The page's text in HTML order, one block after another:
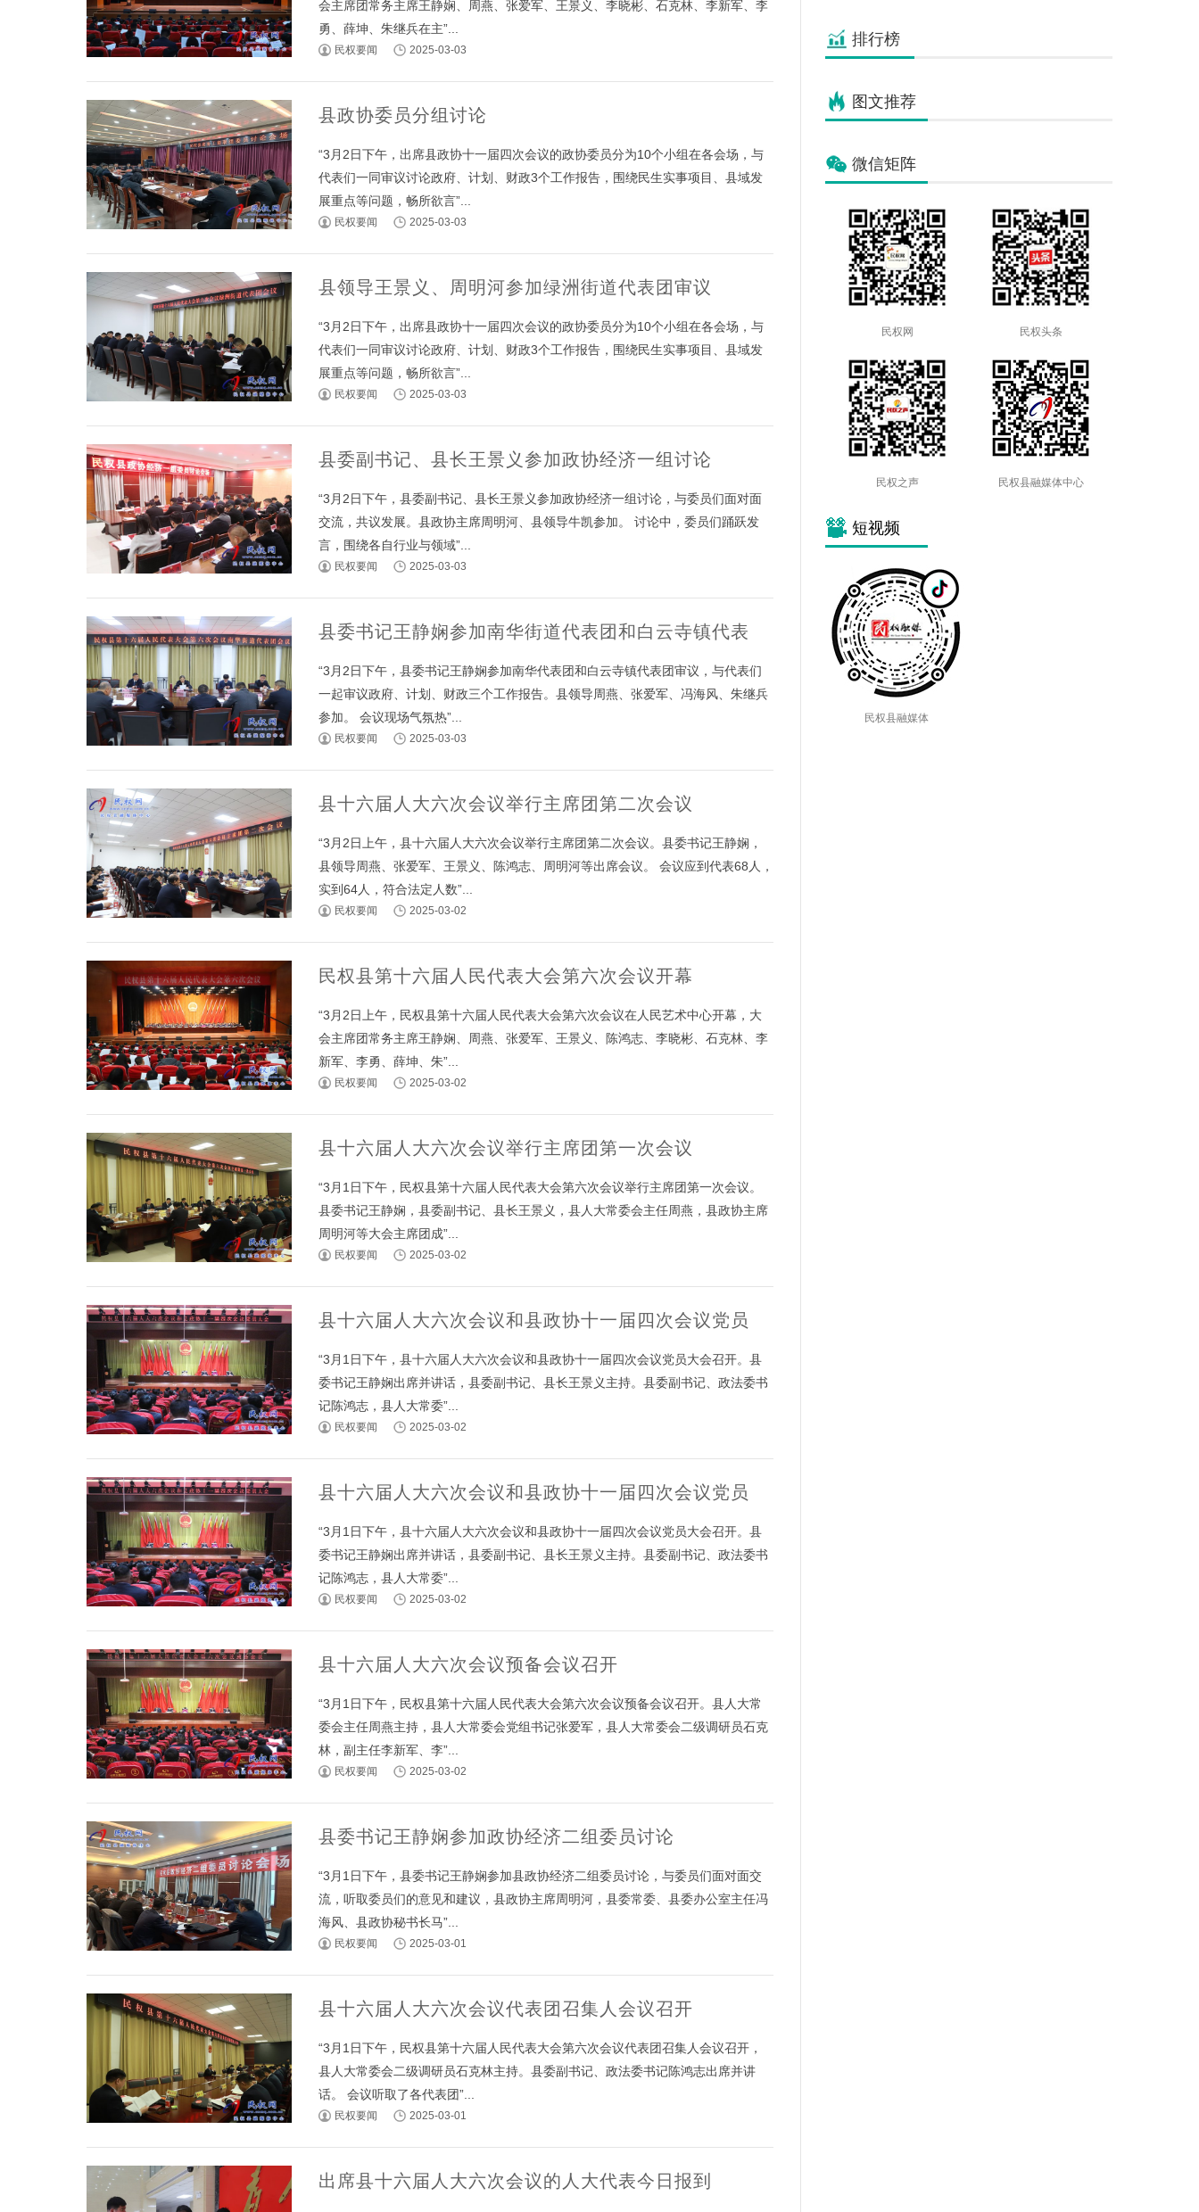
会主席团常务主席王静娴、周燕、张爱军、王景义、李晓彬、石克林、李新军、李
勇、薛坤、朱继兵在主”...
民权要闻 2025-03-03
县政协委员分组讨论
“3月2日下午，出席县政协十一届四次会议的政协委员分为10个小组在各会场，与
代表们一同审议讨论政府、计划、财政3个工作报告，围绕民生实事项目、县域发
展重点等问题，畅所欲言”...
民权要闻 2025-03-03
县领导王景义、周明河参加绿洲街道代表团审议
“3月2日下午，出席县政协十一届四次会议的政协委员分为10个小组在各会场，与
代表们一同审议讨论政府、计划、财政3个工作报告，围绕民生实事项目、县域发
展重点等问题，畅所欲言”...
民权要闻 2025-03-03
县委副书记、县长王景义参加政协经济一组讨论
“3月2日下午，县委副书记、县长王景义参加政协经济一组讨论，与委员们面对面
交流，共议发展。县政协主席周明河、县领导牛凯参加。 讨论中，委员们踊跃发
言，围绕各自行业与领域”...
民权要闻 2025-03-03
县委书记王静娴参加南华街道代表团和白云寺镇代表
“3月2日下午，县委书记王静娴参加南华代表团和白云寺镇代表团审议，与代表们
一起审议政府、计划、财政三个工作报告。县领导周燕、张爱军、冯海风、朱继兵
参加。 会议现场气氛热”...
民权要闻 2025-03-03
县十六届人大六次会议举行主席团第二次会议
“3月2日上午，县十六届人大六次会议举行主席团第二次会议。县委书记王静娴，
县领导周燕、张爱军、王景义、陈鸿志、周明河等出席会议。 会议应到代表68人，
实到64人，符合法定人数”...
民权要闻 2025-03-02
民权县第十六届人民代表大会第六次会议开幕
“3月2日上午，民权县第十六届人民代表大会第六次会议在人民艺术中心开幕，大
会主席团常务主席王静娴、周燕、张爱军、王景义、陈鸿志、李晓彬、石克林、李
新军、李勇、薛坤、朱”...
民权要闻 2025-03-02
县十六届人大六次会议举行主席团第一次会议
“3月1日下午，民权县第十六届人民代表大会第六次会议举行主席团第一次会议。
县委书记王静娴，县委副书记、县长王景义，县人大常委会主任周燕，县政协主席
周明河等大会主席团成”...
民权要闻 2025-03-02
县十六届人大六次会议和县政协十一届四次会议党员
“3月1日下午，县十六届人大六次会议和县政协十一届四次会议党员大会召开。县
委书记王静娴出席并讲话，县委副书记、县长王景义主持。县委副书记、政法委书
记陈鸿志，县人大常委”...
民权要闻 2025-03-02
县十六届人大六次会议和县政协十一届四次会议党员
“3月1日下午，县十六届人大六次会议和县政协十一届四次会议党员大会召开。县
委书记王静娴出席并讲话，县委副书记、县长王景义主持。县委副书记、政法委书
记陈鸿志，县人大常委”...
民权要闻 2025-03-02
县十六届人大六次会议预备会议召开
“3月1日下午，民权县第十六届人民代表大会第六次会议预备会议召开。县人大常
委会主任周燕主持，县人大常委会党组书记张爱军，县人大常委会二级调研员石克
林，副主任李新军、李”...
民权要闻 2025-03-02
县委书记王静娴参加政协经济二组委员讨论
“3月1日下午，县委书记王静娴参加县政协经济二组委员讨论，与委员们面对面交
流，听取委员们的意见和建议，县政协主席周明河，县委常委、县委办公室主任冯
海风、县政协秘书长马”...
民权要闻 2025-03-01
县十六届人大六次会议代表团召集人会议召开
“3月1日下午，民权县第十六届人民代表大会第六次会议代表团召集人会议召开，
县人大常委会二级调研员石克林主持。县委副书记、政法委书记陈鸿志出席并讲
话。 会议听取了各代表团”...
民权要闻 2025-03-01
出席县十六届人大六次会议的人大代表今日报到
排行榜
图文推荐
微信矩阵
民权网 民权头条
民权之声 民权县融媒体中心
短视频
民权县融媒体